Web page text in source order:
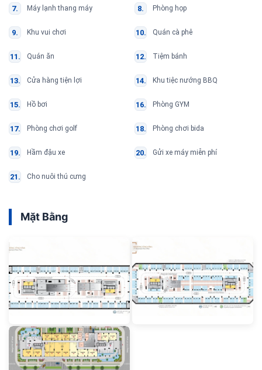
Máy lạnh thang máy Phòng họp
Khu vui chơi Quán cà phê
Quán ăn Tiệm bánh
Cửa hàng tiện lợi Khu tiệc nướng BBQ
Hồ bơi Phòng GYM
Phòng chơi golf Phòng chơi bida
Hầm đậu xe Gửi xe máy miễn phí
Cho nuôi thú cưng
Mặt Bằng